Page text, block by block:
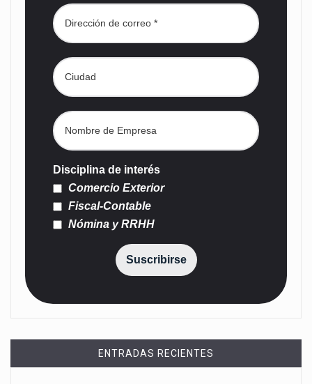
Disciplina de interés
Comercio Exterior
Fiscal-Contable
Nómina y RRHH
Suscribirse
ENTRADAS RECIENTES